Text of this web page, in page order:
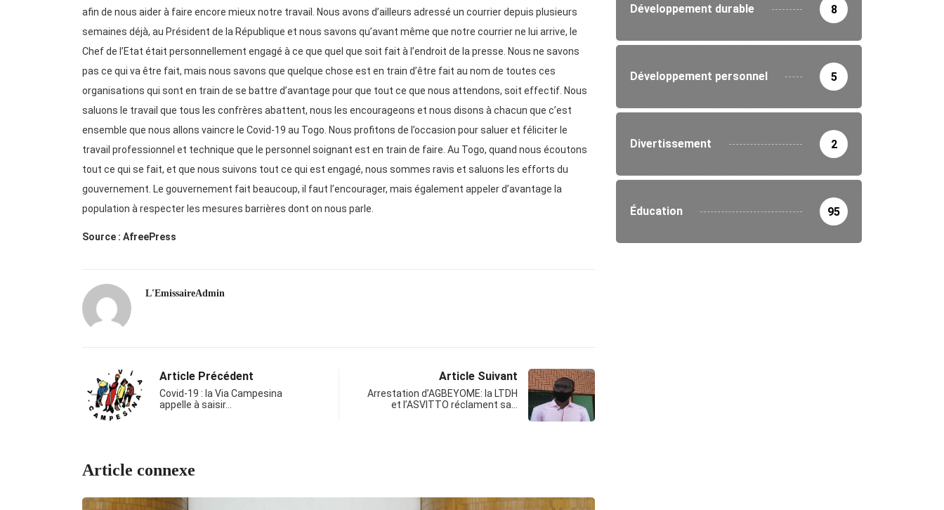
afin de nous aider à faire encore mieux notre travail. Nous avons d’ailleurs adressé un courrier depuis plusieurs
semaines déjà, au Président de la République et nous savons qu’avant même que notre courrier ne lui arrive, le
Chef de l’Etat était personnellement engagé à ce que quel que soit fait à l’endroit de la presse. Nous ne savons
pas ce qui va être fait, mais nous savons que quelque chose est en train d’être fait au nom de toutes ces
organisations qui sont en train de se battre d’avantage pour que tout ce que nous attendons, soit effectif. Nous
saluons le travail que tous les confrères abattent, nous les encourageons et nous disons à chacun que c’est
ensemble que nous allons vaincre le Covid-19 au Togo. Nous profitons de l’occasion pour saluer et féliciter le
travail professionnel et technique que le personnel soignant est en train de faire. Au Togo, quand nous écoutons
tout ce qui se fait, et que nous suivons tout ce qui est engagé, nous sommes ravis et saluons les efforts du
gouvernement. Le gouvernement fait beaucoup, il faut l’encourager, mais également appeler d’avantage la
population à respecter les mesures barrières dont on nous parle.
Source : AfreePress
L'EmissaireAdmin
Article Précédent
Covid-19 : la Via Campesina
appelle à saisir…
Article Suivant
Arrestation d’AGBEYOME: la LTDH
et l’ASVITTO réclament sa…
Article connexe
Développement durable 8
Développement personnel 5
Divertissement 2
Éducation 95